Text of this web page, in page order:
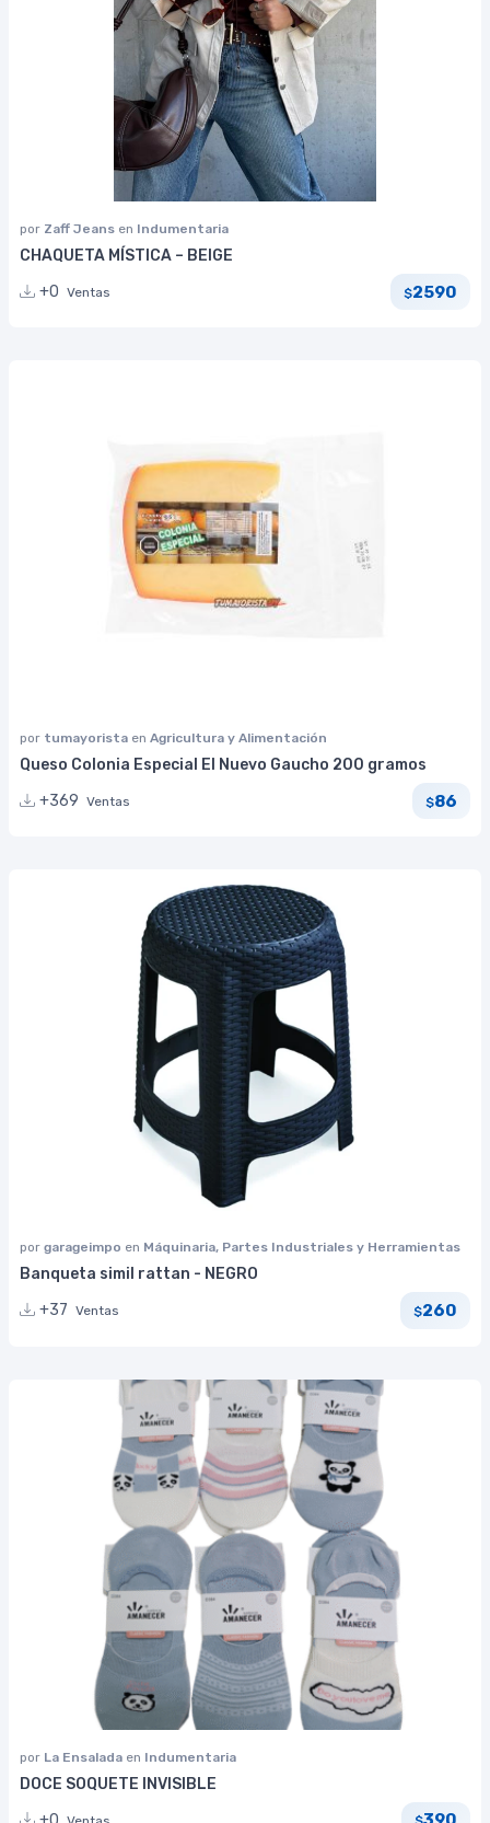
por Zaff Jeans en Indumentaria
CHAQUETA MÍSTICA – BEIGE
+0 Ventas $2590
por tumayorista en Agricultura y Alimentación
Queso Colonia Especial El Nuevo Gaucho 200 gramos
+369 Ventas $86
por garageimpo en Máquinaria, Partes Industriales y Herramientas
Banqueta simil rattan - NEGRO
+37 Ventas $260
por La Ensalada en Indumentaria
DOCE SOQUETE INVISIBLE